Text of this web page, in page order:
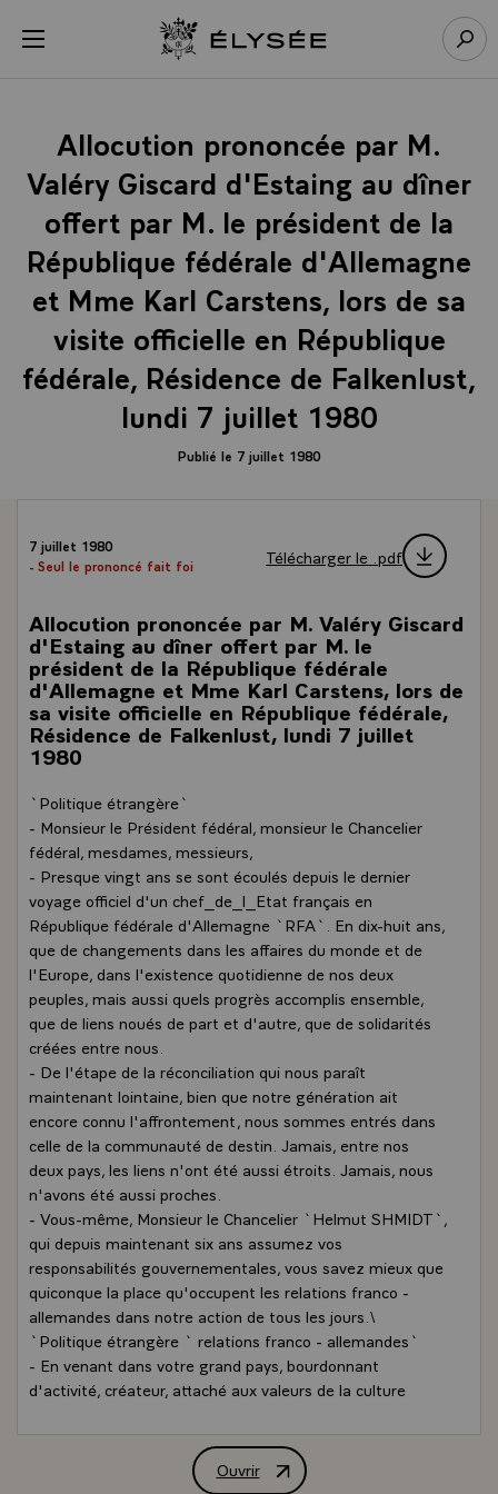
menu Retour à l’accueil Élysée
Allocution prononcée par M.
Valéry Giscard d'Estaing au dîner
offert par M. le président de la
République fédérale d'Allemagne
et Mme Karl Carstens, lors de sa
visite officielle en République
fédérale, Résidence de Falkenlust,
lundi 7 juillet 1980
Publié le 7 juillet 1980
7 juillet 1980
- Seul le prononcé fait foi
Télécharger le .pdf
Allocution prononcée par M. Valéry Giscard
d'Estaing au dîner offert par M. le
président de la République fédérale
d'Allemagne et Mme Karl Carstens, lors de
sa visite officielle en République fédérale,
Résidence de Falkenlust, lundi 7 juillet
1980
`Politique étrangère`
- Monsieur le Président fédéral, monsieur le Chancelier
fédéral, mesdames, messieurs,
- Presque vingt ans se sont écoulés depuis le dernier
voyage officiel d'un chef_de_l_Etat français en
République fédérale d'Allemagne `RFA`. En dix-huit ans,
que de changements dans les affaires du monde et de
l'Europe, dans l'existence quotidienne de nos deux
peuples, mais aussi quels progrès accomplis ensemble,
que de liens noués de part et d'autre, que de solidarités
créées entre nous.
- De l'étape de la réconciliation qui nous paraît
maintenant lointaine, bien que notre génération ait
encore connu l'affrontement, nous sommes entrés dans
celle de la communauté de destin. Jamais, entre nos
deux pays, les liens n'ont été aussi étroits. Jamais, nous
n'avons été aussi proches.
- Vous-même, Monsieur le Chancelier `Helmut SHMIDT`,
qui depuis maintenant six ans assumez vos
responsabilités gouvernementales, vous savez mieux que
quiconque la place qu'occupent les relations franco -
allemandes dans notre action de tous les jours.\
`Politique étrangère ` relations franco - allemandes`
- En venant dans votre grand pays, bourdonnant
d'activité, créateur, attaché aux valeurs de la culture
philosophie, de sa musique, de sa poésie, de sa science,
j'ai une chose à vous dire au nom du peuple français.
Ouvrir
Allocution prononcée par M. Valéry
Panneau de gestion des cookies